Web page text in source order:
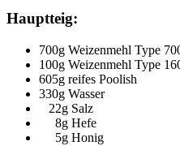
Hauptteig:
700g Weizenmehl Type
100g Weizenmehl Type
605g reifes Poolish
330g Wasser
22g Salz
8g Hefe
5g Honig